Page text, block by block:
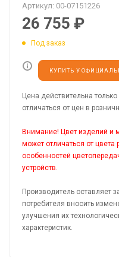
Артикул: 00-07151226
26 755 ₽
Под заказ
КУПИТЬ У
Цена действительна
отличаться от цен в
Внимание! Цвет изделий и
может отличаться от цвета
особенностей
устройств.
Производитель оставляет
потребителя вносить
улучшения их
характеристик.